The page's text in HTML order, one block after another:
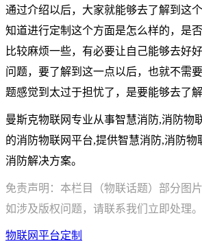
通过介绍以后，大家就能够去了解到这
知道进行定制这个方面是怎么样的，是
比较麻烦一些，有必要让自己能够去好
问题，要了解到这一点以后，也就不需
题感觉到太过于担忧了，是要能够去了解
曼斯克物联网专业从事智慧消防,消防物
的消防物联网平台,提供智慧消防,消防物
消防解决方案。
免责声明：本栏目（物联话题）部分图
如涉及版权问题，请联系我们立即处理。
物联网平台定制